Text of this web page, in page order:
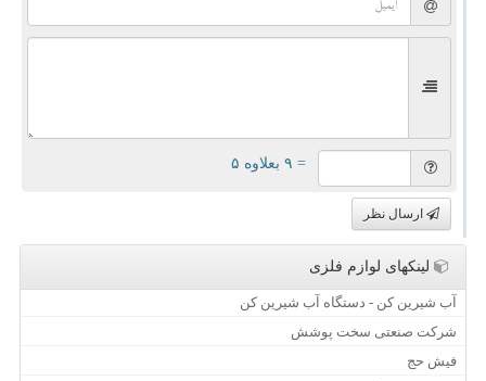
= ۹ بعلاوه ۵
ارسال نظر
لینکهای لوازم فلزی
آب شیرین کن - دستگاه آب شیرین کن
شرکت صنعتی سخت پوشش
فیش حج